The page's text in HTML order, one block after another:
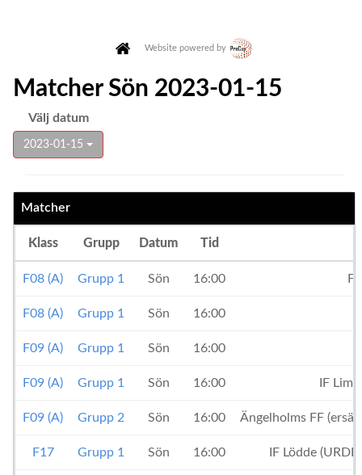
Website powered by
Matcher Sön 2023-01-15
Välj datum
2023-01-15
Matcher
Klass Grupp Datum Tid
F08 (A) Grupp 1 Sön 16:00
F08 (A) Grupp 1 Sön 16:00
F09 (A) Grupp 1 Sön 16:00
F09 (A) Grupp 1 Sön 16:00 IF
F09 (A) Grupp 2 Sön 16:00 Ängelholms FF
F17 Grupp 1 Sön 16:00 IF Lödde